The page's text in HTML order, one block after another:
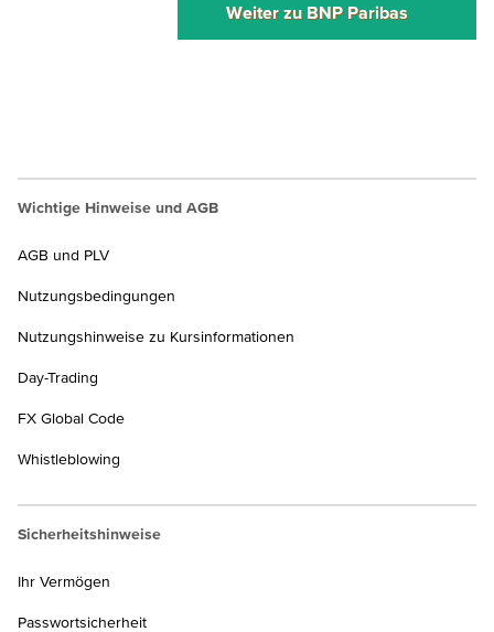
Weiter zu BNP Paribas
Wichtige Hinweise und AGB
AGB und PLV
Nutzungsbedingungen
Nutzungshinweise zu Kursinformationen
Day-Trading
FX Global Code
Whistleblowing
Sicherheitshinweise
Ihr Vermögen
Passwortsicherheit